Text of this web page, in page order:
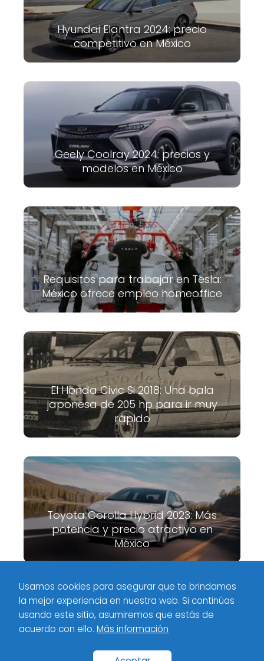
Hyundai Elantra 2024: precio
competitivo en México
Geely Coolray 2024: precios y
modelos en México
Requisitos para trabajar en Tesla:
México ofrece empleo homeoffice
El Honda Civic Si 2018: Una bala
japonesa de 205 hp para ir muy
rápido
Toyota Corolla Hybrid 2023: Más
potencia y precio atractivo en
México
Meximotores Industria
Restricción de circulación de autos en
CDMX el 3 de mayo
Políticas de privacidad
Usamos cookies para asegurar que te brindamos
la mejor experiencia en nuestra web. Si continúas
usando este sitio, asumiremos que estás de
acuerdo con ello. Más información